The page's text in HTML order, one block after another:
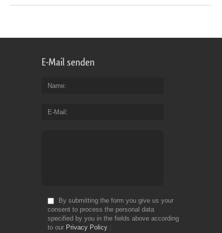
E-Mail senden
Name
E-Mail
By submitting the form you give us your
consent to process the personal data
specified by you in the fields above according
to our Privacy Policy